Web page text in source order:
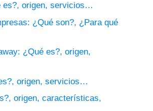
es?, origen, servicios…
¿Qué son?, ¿Para qué
¿Qué es?, origen,
origen, servicios…
origen, características,